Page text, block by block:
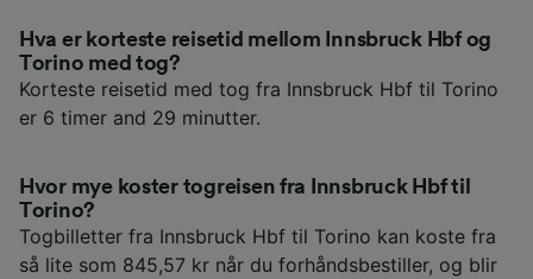
Hva er korteste reisetid mellom Innsbruck Hbf og
Torino med tog?
Korteste reisetid med tog fra Innsbruck Hbf til Torino
er 6 timer and 29 minutter.
Hvor mye koster togreisen fra Innsbruck Hbf til
Torino?
Togbilletter fra Innsbruck Hbf til Torino kan koste fra
så lite som 845,57 kr når du forhåndsbestiller, og blir